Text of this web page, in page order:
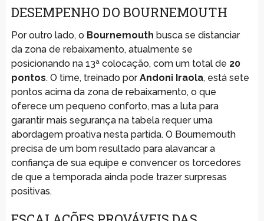
DESEMPENHO DO BOURNEMOUTH
Por outro lado, o Bournemouth busca se distanciar
da zona de rebaixamento, atualmente se
posicionando na 13ª colocação, com um total de 20
pontos. O time, treinado porAndoni Iraola, está sete
pontos acima da zona de rebaixamento, o que
oferece um pequeno conforto, mas a luta para
garantir mais segurança na tabela requer uma
abordagem proativa nesta partida. O Bournemouth
precisa de um bom resultado para alavancar a
confiança de sua equipe e convencer os torcedores
de que a temporada ainda pode trazer surpresas
positivas.